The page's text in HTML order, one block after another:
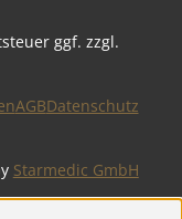
ggf. zzgl.
Starmedic GmbH
AGBDatenschutz